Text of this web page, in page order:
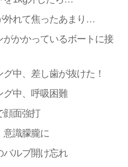
れて焦ったあまり…
かかっているボートに接
中、差し歯が抜けた！
中、呼吸困難
面強打
識朦朧に
ルブ開け忘れ